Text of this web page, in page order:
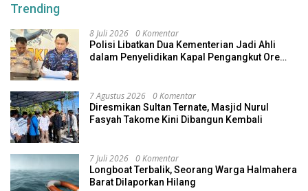
Trending
8 Juli 2026 0 Komentar
Polisi Libatkan Dua Kementerian Jadi Ahli
dalam Penyelidikan Kapal Pengangkut Ore
7 Agustus 2026 0 Komentar
Diresmikan Sultan Ternate, Masjid Nurul
Fasyah Takome Kini Dibangun Kembali
7 Juli 2026 0 Komentar
Longboat Terbalik, Seorang Warga Halmahera
Barat Dilaporkan Hilang